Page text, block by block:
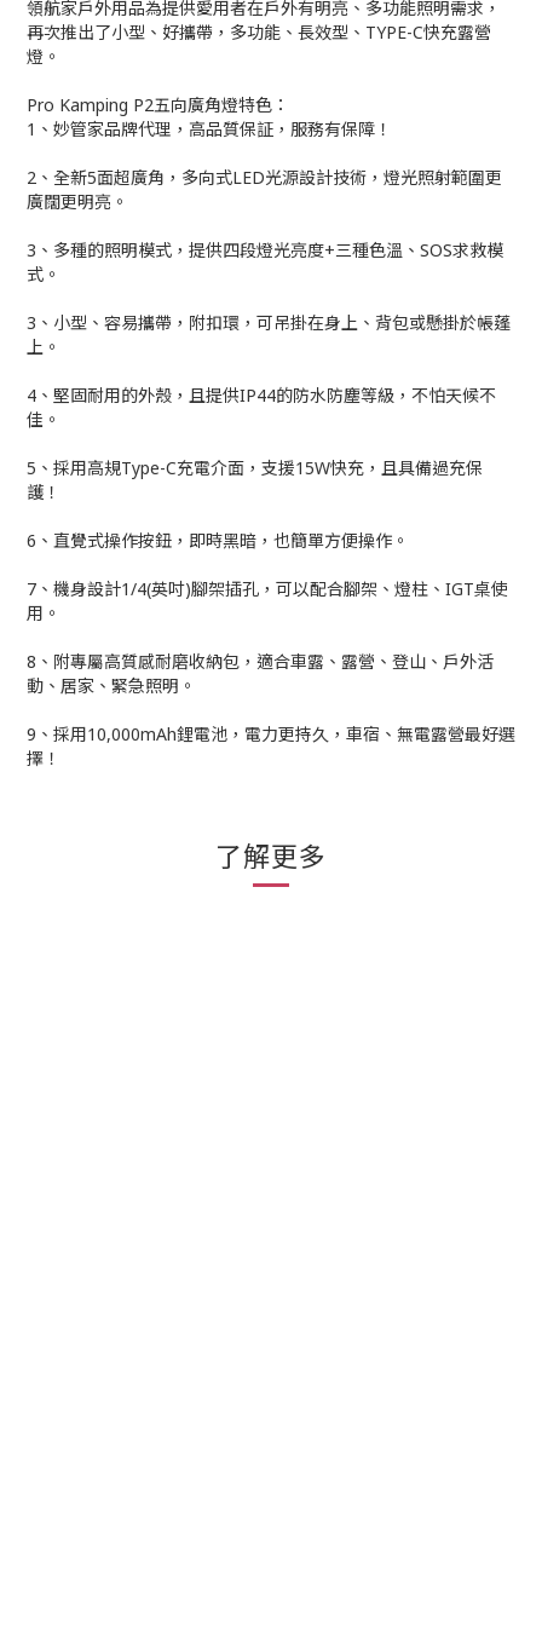
領航家戶外用品為提供愛用者在戶外有明亮、多功能照明需求，
再次推出了小型、好攜帶，多功能、長效型、TYPE-C快充露營
燈。
Pro Kamping P2五向廣角燈特色：
1、妙管家品牌代理，高品質保証，服務有保障！
2、全新5面超廣角，多向式LED光源設計技術，燈光照射範圍更
廣闊更明亮。
3、多種的照明模式，提供四段燈光亮度+三種色溫、SOS求救模
式。
3、小型、容易攜帶，附扣環，可吊掛在身上、背包或懸掛於帳蓬
上。
4、堅固耐用的外殼，且提供IP44的防水防塵等級，不怕天候不
佳。
5、採用高規Type-C充電介面，支援15W快充，且具備過充保
護！
6、直覺式操作按鈕，即時黑暗，也簡單方便操作。
7、機身設計1/4(英吋)腳架插孔，可以配合腳架、燈柱、IGT桌使
用。
8、附專屬高質感耐磨收納包，適合車露、露營、登山、戶外活
動、居家、緊急照明。
9、採用10,000mAh鋰電池，電力更持久，車宿、無電露營最好選
擇！
了解更多